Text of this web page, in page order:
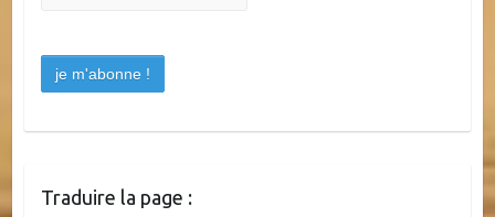
Traduire la page :